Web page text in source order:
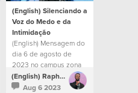
(English) Silenciando a
Voz do Medo e da
Intimidação
(English) Mensagem do
dia 6 de agosto de
2023 no campus zona
sul
(English) Raphael Galante
Aug 6 2023